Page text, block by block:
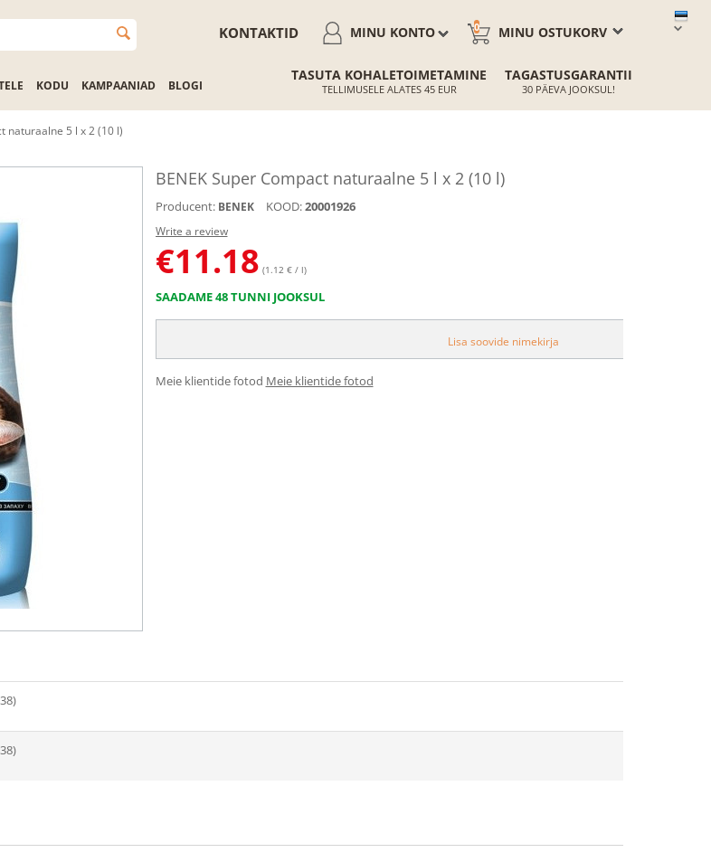
MINU OSTUKORV
0
MINU KONTO
KONTAKTID
KODU KAMPAANIAD BLOGI
TASUTA KOHALETOIMETAMINE
TELLIMUSELE ALATES 45 EUR
TAGASTUSGARANTII
30 PÄEVA JOOKSUL!
naturaalne 5 l x 2 (10 l)
BENEK Super Compact naturaalne 5 l x 2 (10 l)
Producent: BENEK KOOD:20001926
Write a review
€11.18 (1.12 € / l)
SAADAME 48 TUNNI JOOKSUL
Lisa soovide nimekirja
Meie klientide fotod Meie klientide fotod